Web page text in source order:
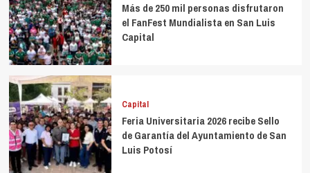
Más de 250 mil personas disfrutaron
el FanFest Mundialista en San Luis
Capital
Capital
Feria Universitaria 2026 recibe Sello
de Garantía del Ayuntamiento de San
Luis Potosí